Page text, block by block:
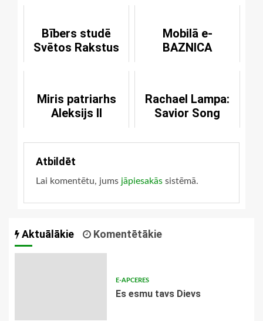
Bībers studē
Svētos Rakstus
Mobilā e-
BAZNICA
Miris patriarhs
Aleksijs II
Rachael Lampa:
Savior Song
Atbildēt
Lai komentētu, jums jāpiesakās sistēmā.
Aktuālākie Komentētākie
E-APCERES
Es esmu tavs Dievs